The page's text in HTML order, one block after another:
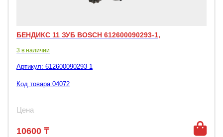
БЕНДИКС 11 ЗУБ BOSCH 612600090293-1,
3 в наличии
Артикул: 612600090293-1
Код товара:04072
Цена
10600 ₸